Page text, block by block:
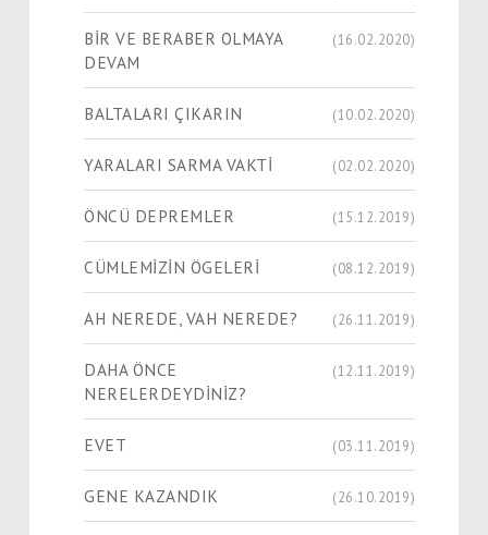
BİR VE BERABER OLMAYA
DEVAM
(16.02.2020)
BALTALARI ÇIKARIN (10.02.2020)
YARALARI SARMA VAKTİ (02.02.2020)
ÖNCÜ DEPREMLER (15.12.2019)
CÜMLEMİZİN ÖGELERİ (08.12.2019)
AH NEREDE, VAH NEREDE? (26.11.2019)
DAHA ÖNCE
NERELERDEYDİNİZ?
(12.11.2019)
EVET (03.11.2019)
GENE KAZANDIK (26.10.2019)